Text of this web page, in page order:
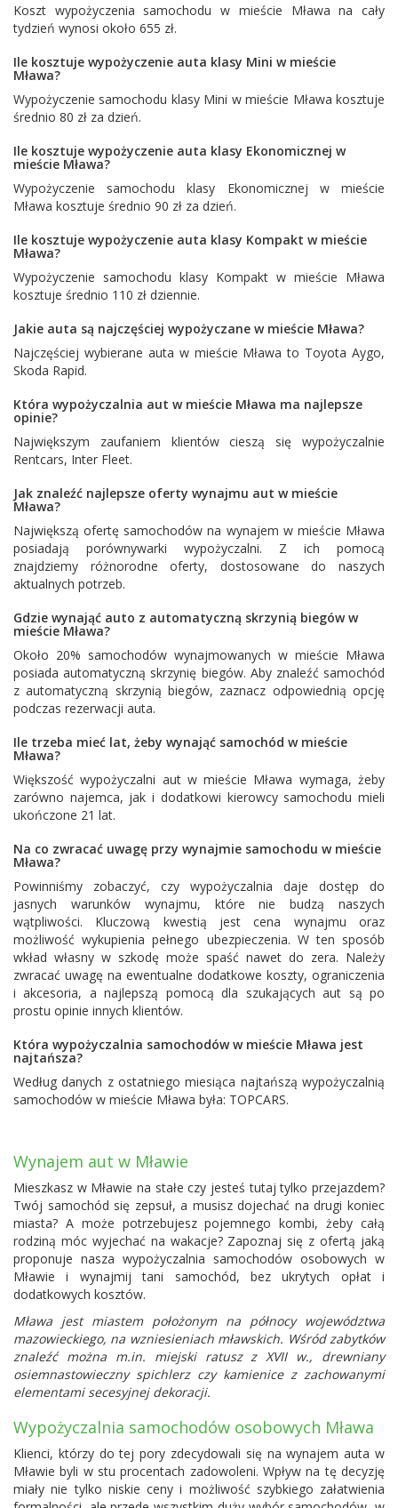
Koszt wypożyczenia samochodu w mieście Mława na cały
tydzień wynosi około 655 zł.
Ile kosztuje wypożyczenie auta klasy Mini w mieście
Mława?
Wypożyczenie samochodu klasy Mini w mieście Mława kosztuje
średnio 80 zł za dzień.
Ile kosztuje wypożyczenie auta klasy Ekonomicznej w
mieście Mława?
Wypożyczenie samochodu klasy Ekonomicznej w mieście
Mława kosztuje średnio 90 zł za dzień.
Ile kosztuje wypożyczenie auta klasy Kompakt w mieście
Mława?
Wypożyczenie samochodu klasy Kompakt w mieście Mława
kosztuje średnio 110 zł dziennie.
Jakie auta są najczęściej wypożyczane w mieście Mława?
Najczęściej wybierane auta w mieście Mława to Toyota Aygo,
Skoda Rapid.
Która wypożyczalnia aut w mieście Mława ma najlepsze
opinie?
Największym zaufaniem klientów cieszą się wypożyczalnie
Rentcars, Inter Fleet.
Jak znaleźć najlepsze oferty wynajmu aut w mieście
Mława?
Największą ofertę samochodów na wynajem w mieście Mława
posiadają porównywarki wypożyczalni. Z ich pomocą
znajdziemy różnorodne oferty, dostosowane do naszych
aktualnych potrzeb.
Gdzie wynająć auto z automatyczną skrzynią biegów w
mieście Mława?
Około 20% samochodów wynajmowanych w mieście Mława
posiada automatyczną skrzynię biegów. Aby znaleźć samochód
z automatyczną skrzynią biegów, zaznacz odpowiednią opcję
podczas rezerwacji auta.
Ile trzeba mieć lat, żeby wynająć samochód w mieście
Mława?
Większość wypożyczalni aut w mieście Mława wymaga, żeby
zarówno najemca, jak i dodatkowi kierowcy samochodu mieli
ukończone 21 lat.
Na co zwracać uwagę przy wynajmie samochodu w mieście
Mława?
Powinniśmy zobaczyć, czy wypożyczalnia daje dostęp do
jasnych warunków wynajmu, które nie budzą naszych
wątpliwości. Kluczową kwestią jest cena wynajmu oraz
możliwość wykupienia pełnego ubezpieczenia. W ten sposób
wkład własny w szkodę może spaść nawet do zera. Należy
zwracać uwagę na ewentualne dodatkowe koszty, ograniczenia
i akcesoria, a najlepszą pomocą dla szukających aut są po
prostu opinie innych klientów.
Która wypożyczalnia samochodów w mieście Mława jest
najtańsza?
Według danych z ostatniego miesiąca najtańszą wypożyczalnią
samochodów w mieście Mława była: TOPCARS.
Wynajem aut w Mławie
Mieszkasz w Mławie na stałe czy jesteś tutaj tylko przejazdem?
Twój samochód się zepsuł, a musisz dojechać na drugi koniec
miasta? A może potrzebujesz pojemnego kombi, żeby całą
rodziną móc wyjechać na wakacje? Zapoznaj się z ofertą jaką
proponuje nasza wypożyczalnia samochodów osobowych w
Mławie i wynajmij tani samochód, bez ukrytych opłat i
dodatkowych kosztów.
Mława jest miastem położonym na północy województwa
mazowieckiego, na wzniesieniach mławskich. Wśród zabytków
znaleźć można m.in. miejski ratusz z XVII w., drewniany
osiemnastowieczny spichlerz czy kamienice z zachowanymi
elementami secesyjnej dekoracji.
Wypożyczalnia samochodów osobowych Mława
Klienci, którzy do tej pory zdecydowali się na wynajem auta w
Mławie byli w stu procentach zadowoleni. Wpływ na tę decyzję
miały nie tylko niskie ceny i możliwość szybkiego załatwienia